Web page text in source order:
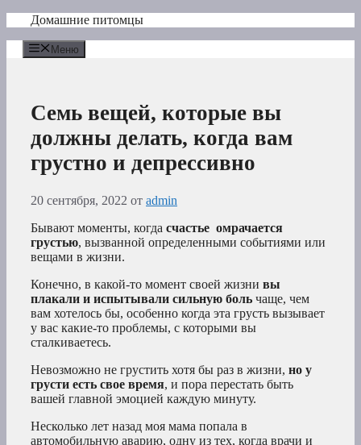
Перейти
содержимому
Домашние питомцы
Меню
Семь вещей, которые вы
должны делать, когда вам
грустно и депрессивно
20 сентября, 2022 от admin
Бывают моменты, когда счастье омрачается
грустью, вызванной определенными событиями или
вещами в жизни.
Конечно, в какой-то момент своей жизни вы
плакали и испытывали сильную боль чаще, чем
вам хотелось бы, особенно когда эта грусть вызывает
у вас какие-то проблемы, с которыми вы
сталкиваетесь.
Невозможно не грустить хотя бы раз в жизни, но у
грусти есть свое время, и пора перестать быть
вашей главной эмоцией каждую минуту.
Несколько лет назад моя мама попала в
автомобильную аварию, одну из тех, когда врачи и